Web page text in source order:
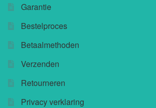
Buchu.ch
Garantie
Bestelproces
Betaalmethoden
Verzenden
Retourneren
Privacy verklaring